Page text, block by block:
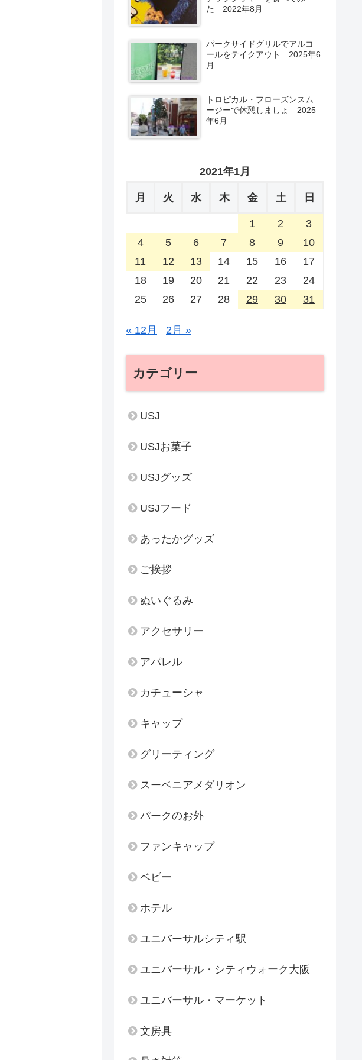
た 2022年8月
パークサイドグリルでアルコ
ールをテイクアウト 2025年6
月
トロピカル・フローズンスム
ージーで休憩しましょ 2025
年6月
2021年1月
月 火 水 木 金 土 日
1 2
3
4
5 6 7 8 9
10
11
12 13 14 15 16
17
18
19 20 21 22 23
24
25
26 27 28 29 30 31
« 12月 2月 »
カテゴリー
USJ
USJお菓子
USJグッズ
USJフード
あったかグッズ
ご挨拶
ぬいぐるみ
アクセサリー
アパレル
カチューシャ
キャップ
グリーティング
スーベニアメダリオン
パークのお外
ファンキャップ
ベビー
ホテル
ユニバーサルシティ駅
ユニバーサル・シティウォーク大阪
ユニバーサル・マーケット
文房具